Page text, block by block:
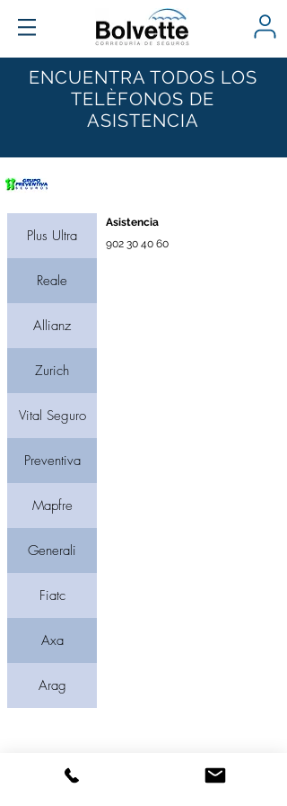
ENCUENTRA TODOS LOS
TELÈFONOS DE
ASISTENCIA
Compañía
Plus Ultra
Reale
Allianz
Zurich
Vital Seguro
Preventiva
Mapfre
Generali
Fiatc
Axa
Arag
Asistencia
902 30 40 60
© 2019 Bolvette S.L, Correduría de Seguros